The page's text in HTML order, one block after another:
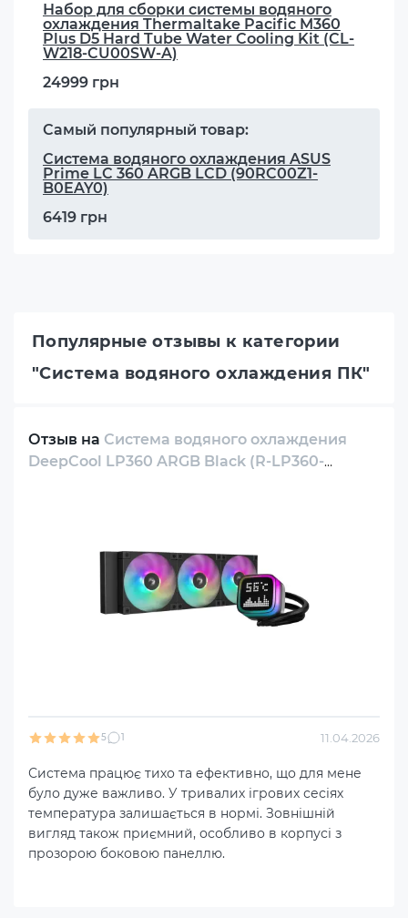
Набор для сборки системы водяного
охлаждения Thermaltake Pacific M360
Plus D5 Hard Tube Water Cooling Kit (CL-
W218-CU00SW-A)
24999 грн
Самый популярный товар:
Система водяного охлаждения ASUS
Prime LC 360 ARGB LCD (90RC00Z1-
B0EAY0)
6419 грн
Популярные отзывы к категории
"Система водяного охлаждения ПК"
Отзыв на Система водяного охлаждения
DeepCool LP360 ARGB Black (R-LP360-
5 1 11.04.2026
Система працює тихо та ефективно, що для мене
було дуже важливо. У тривалих ігрових сесіях
температура залишається в нормі. Зовнішній
вигляд також приємний, особливо в корпусі з
прозорою боковою панеллю.